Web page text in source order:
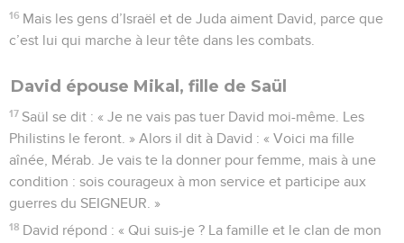
16 Mais les gens d’Israël et de Juda aiment David, parce que
c’est lui qui marche à leur tête dans les combats.
David épouse Mikal, fille de Saül
17 Saül se dit : « Je ne vais pas tuer David moi-même. Les
Philistins le feront. » Alors il dit à David : « Voici ma fille
aînée, Mérab. Je vais te la donner pour femme, mais à une
condition : sois courageux à mon service et participe aux
guerres du SEIGNEUR. »
18 David répond : « Qui suis-je ? La famille et le clan de mon